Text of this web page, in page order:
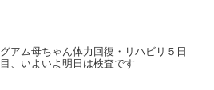
グアム母ちゃん体力回復・リハビリ５日
目、いよいよ明日は検査です